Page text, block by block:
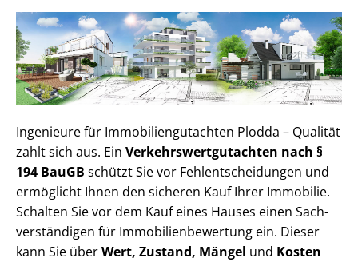
Ingenieure für Im­mo­bi­li­en­gut­ach­ten Plodda – Qualität
zahlt sich aus. Ein Ver­kehrs­wert­gut­ach­ten nach §
194 BauGB schützt Sie vor Fehl­ent­schei­dun­gen und
ermöglicht Ihnen den sicheren Kauf Ihrer Immobilie.
Schalten Sie vor dem Kauf eines Hauses einen Sach­
ver­stän­di­gen für Im­mo­bi­li­en­be­wer­tung ein. Dieser
kann Sie überWert, Zustand, Mängel und Kosten